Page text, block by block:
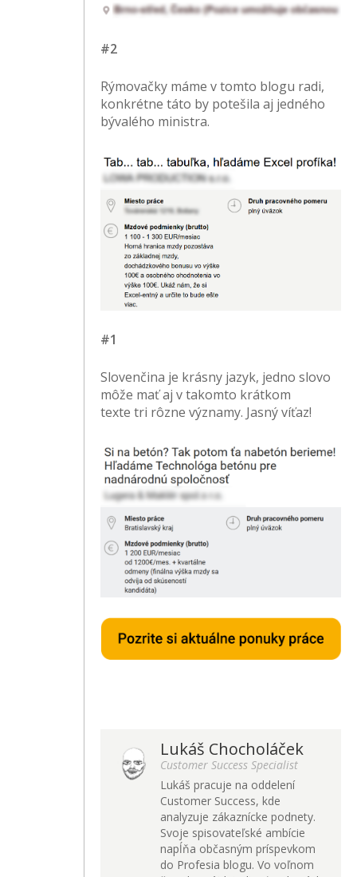
#2
Rýmovačky máme v tomto blogu radi,
konkrétne táto by potešila aj jedného
bývalého ministra.
#1
Slovenčina je krásny jazyk, jedno slovo
môže mať aj v takomto krátkom
texte tri rôzne významy. Jasný víťaz!
Lukáš Chocholáček
Customer Success Specialist
Lukáš pracuje na oddelení
Customer Success, kde
analyzuje zákaznícke podnety.
Svoje spisovateľské ambície
napĺňa občasným príspevkom
do Profesia blogu. Vo voľnom